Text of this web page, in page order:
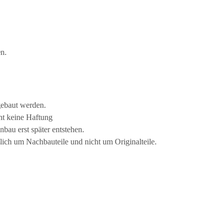
werden.
keine Haftung
erst später entstehen.
um Nachbauteile und nicht um Originalteile.